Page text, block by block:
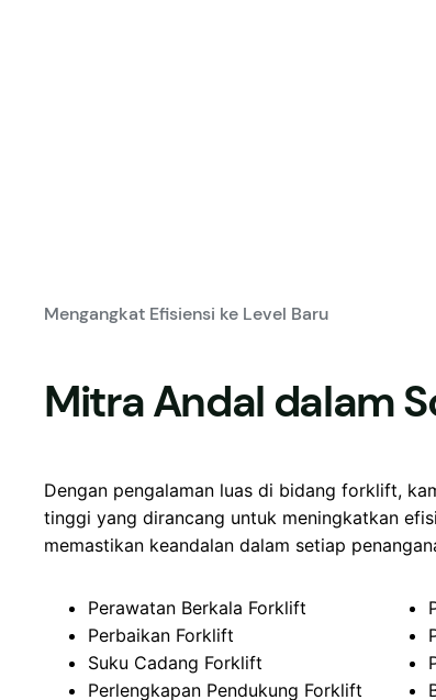
Mengangkat Efisiensi ke Level Baru
Mitra Andal dalam
Dengan pengalaman luas di bidang forklift,
tinggi yang dirancang untuk meningkatkan
memastikan keandalan dalam setiap
Perawatan Berkala Forklift
Perbaikan Forklift
Suku Cadang Forklift
Perlengkapan Pendukung Forklift